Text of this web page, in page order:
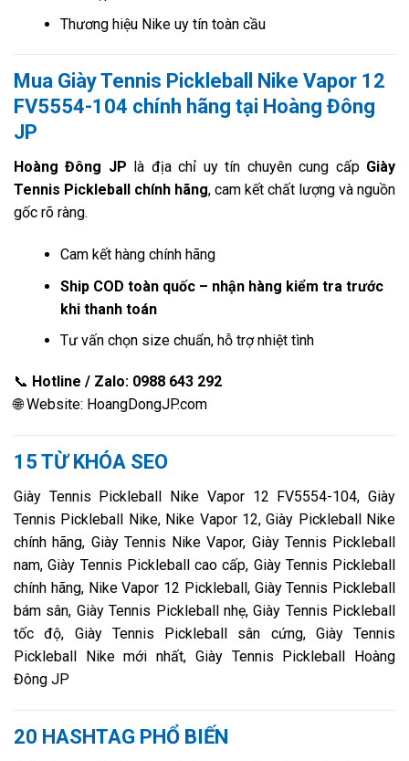
Thương hiệu Nike uy tín toàn cầu
Mua Giày Tennis Pickleball Nike Vapor 12
FV5554-104 chính hãng tại Hoàng Đông
JP
Hoàng Đông JP là địa chỉ uy tín chuyên cung cấp Giày
Tennis Pickleball chính hãng, cam kết chất lượng và nguồn
gốc rõ ràng.
Cam kết hàng chính hãng
Ship COD toàn quốc – nhận hàng kiểm tra trước
khi thanh toán
Tư vấn chọn size chuẩn, hỗ trợ nhiệt tình
📞 Hotline / Zalo: 0988 643 292
🌐 Website: HoangDongJP.com
15 TỪ KHÓA SEO
Giày Tennis Pickleball Nike Vapor 12 FV5554-104, Giày
Tennis Pickleball Nike, Nike Vapor 12, Giày Pickleball Nike
chính hãng, Giày Tennis Nike Vapor, Giày Tennis Pickleball
nam, Giày Tennis Pickleball cao cấp, Giày Tennis Pickleball
chính hãng, Nike Vapor 12 Pickleball, Giày Tennis Pickleball
bám sân, Giày Tennis Pickleball nhẹ, Giày Tennis Pickleball
tốc độ, Giày Tennis Pickleball sân cứng, Giày Tennis
Pickleball Nike mới nhất, Giày Tennis Pickleball Hoàng
Đông JP
20 HASHTAG PHỔ BIẾN